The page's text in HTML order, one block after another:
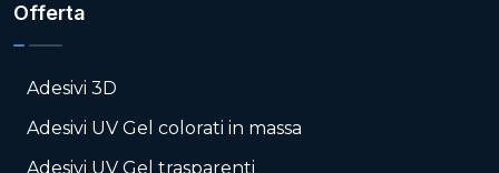
Offerta
Adesivi 3D
Adesivi UV Gel colorati in massa
Adesivi UV Gel trasparenti